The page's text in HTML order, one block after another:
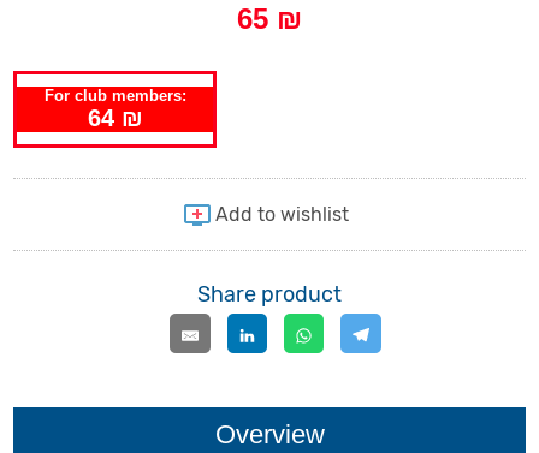
65 ₪
For club members:
64 ₪
Share product
Overview